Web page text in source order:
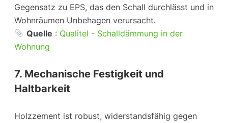
Gegensatz zu EPS, das den Schall durchlässt und in
Wohnräumen Unbehagen verursacht.
Quelle : Qualitel - Schalldämmung in der
Wohnung
7. Mechanische Festigkeit und
Haltbarkeit
Holzzement ist robust, widerstandsfähig gegen